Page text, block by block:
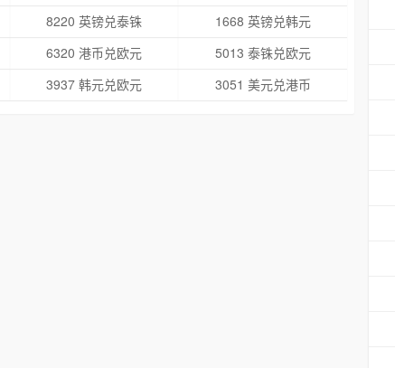
8220 英镑兑泰铢
1668 英镑兑韩元
6320 港币兑欧元
5013 泰铢兑欧元
3937 韩元兑欧元 3051 美元兑港币